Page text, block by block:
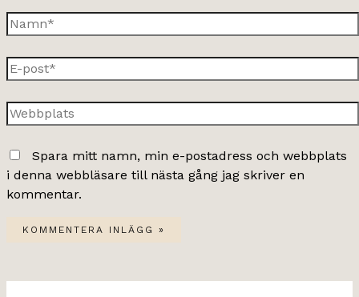
Namn*
E-
post*
Webbplats
Spara mitt namn, min e-postadress och webbplats
i denna webbläsare till nästa gång jag skriver en
kommentar.